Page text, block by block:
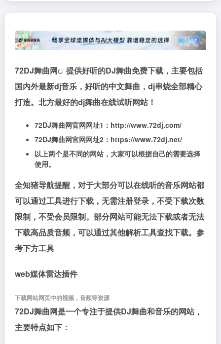
72DJ舞曲网
提供好听的DJ舞曲免费下载，主要包括
国内外最新dj音乐，好听的中文舞曲，dj串烧全部精心
打造。北方最好的dj舞曲在线试听网站！
72DJ舞曲网官网网址1：http://www.72dj.com/
72DJ舞曲网官网网址2：https://www.72dj.net/
以上两个是不同的网站，大家可以根据自己的需要选择
使用。
全知猪导航提醒，对于大部分可以在线听的音乐网站都
可以通过工具进行下载，无需注册登录，不受下载次数
限制，不受会员限制。部分网站可能无法下载或者无法
下载高品质音频，可以通过其他解析工具查找下载。参
考下方工具
web媒体雷达插件
下载网站网页中的视频，音频等资源
72DJ舞曲网是一个专注于提供DJ舞曲和音乐的网站，
主要特点如下：